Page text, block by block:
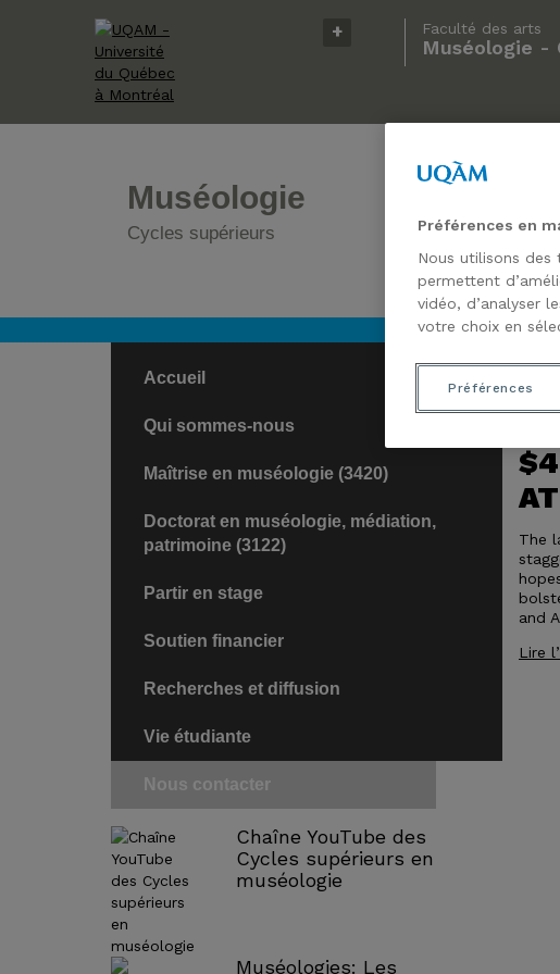
Faculté des arts
Muséologie -
Muséologie
Cycles supérieurs
DOCTORALE
Accueil
Qui sommes-nous
Maîtrise en muséologie (3420)
Doctorat en muséologie, médiation,
patrimoine (3122)
Partir en stage
Soutien financier
Recherches et diffusion
Vie étudiante
Nous contacter
Chaîne YouTube des
Cycles supérieurs en
muséologie
Muséologies: Les
$4
The
and
Lire
Préférences en
Nous utilisons
permettent
vidéo, d’analyser
votre choix en
Préférences